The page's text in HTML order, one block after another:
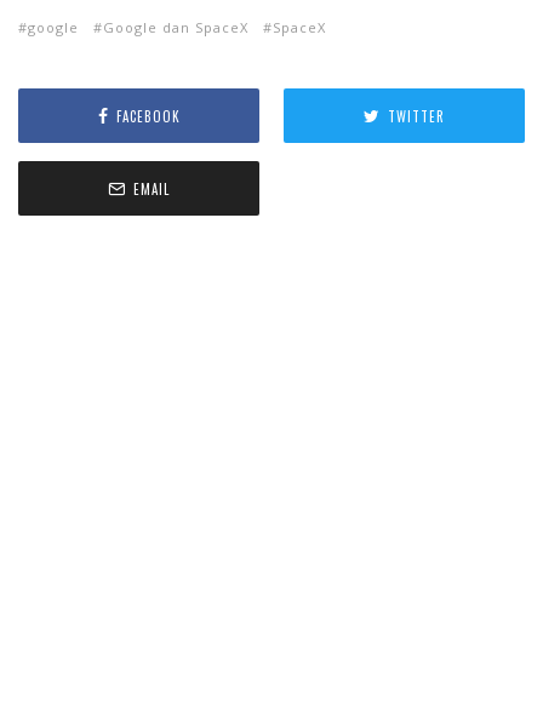
google Google dan SpaceX SpaceX
FACEBOOK TWITTER
EMAIL